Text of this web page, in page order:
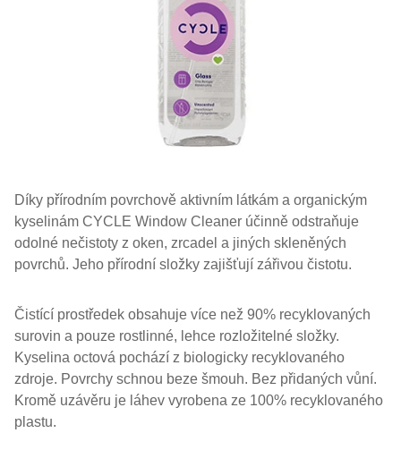
Díky přírodním povrchově aktivním látkám a organickým
kyselinám CYCLE Window Cleaner účinně odstraňuje
odolné nečistoty z oken, zrcadel a jiných skleněných
povrchů. Jeho přírodní složky zajišťují zářivou čistotu.
Čistící prostředek obsahuje více než 90% recyklovaných
surovin a pouze rostlinné, lehce rozložitelné složky.
Kyselina octová pochází z biologicky recyklovaného
zdroje. Povrchy schnou beze šmouh. Bez přidaných vůní.
Kromě uzávěru je láhev vyrobena ze 100% recyklovaného
plastu.